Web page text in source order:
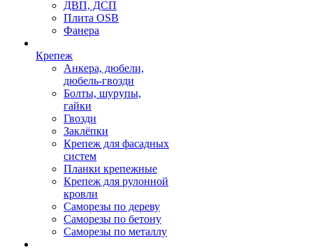
ДВП, ДСП
Плита OSB
Фанера
Крепеж
Анкера, дюбели,
дюбель-гвозди
Болты, шурупы,
гайки
Гвозди
Заклёпки
Крепеж для фасадных
систем
Планки крепежные
Крепеж для рулонной
кровли
Саморезы по дереву
Саморезы по бетону
Саморезы по металлу